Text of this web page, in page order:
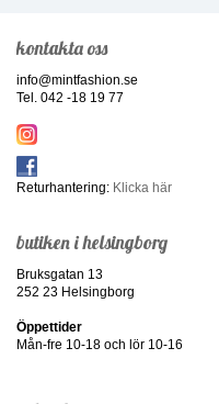
kontakta oss
info@mintfashion.se
Tel. 042 -18 19 77
Returhantering: Klicka här
butiken i helsingborg
Bruksgatan 13
252 23 Helsingborg
Öppettider
Mån-fre 10-18 och lör 10-16